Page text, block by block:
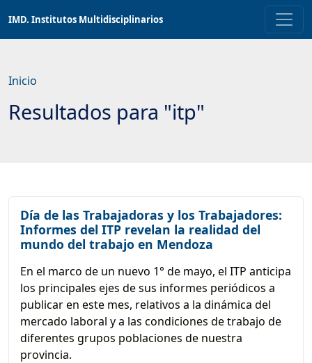
contenido
IMD. Institutos Multidisciplinarios
Inicio
Resultados para "itp"
Día de las Trabajadoras y los Trabajadores:
Informes del ITP revelan la realidad del
mundo del trabajo en Mendoza
En el marco de un nuevo 1° de mayo, el ITP anticipa
los principales ejes de sus informes periódicos a
publicar en este mes, relativos a la dinámica del
mercado laboral y a las condiciones de trabajo de
diferentes grupos poblaciones de nuestra
provincia.